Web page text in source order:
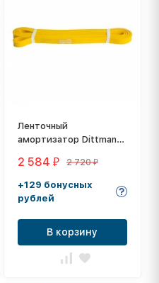
Ленточный
амортизатор Dittmann
Medium
2 584₽ 2 720₽
+129 бонусных
рублей
В корзину